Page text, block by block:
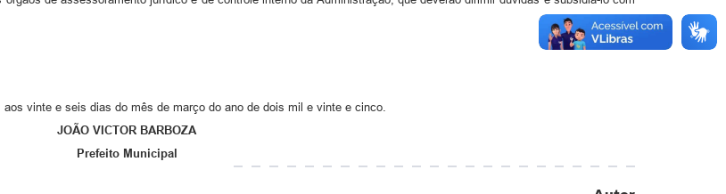
vinte e seis dias do mês de março do ano de dois mil e vinte e cinco.
JOÃO VICTOR BARBOZA
Prefeito Municipal